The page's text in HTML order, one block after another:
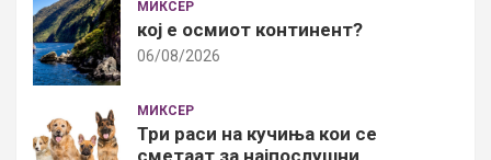
МИКСЕР
кој е осмиот континент?
06/08/2026
МИКСЕР
Три раси на кучиња кои се
сметаат за најпослушни